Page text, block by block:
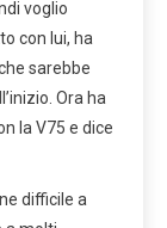
voglio
con lui, ha
sarebbe
Ora ha
la V75 e dice
difficile a